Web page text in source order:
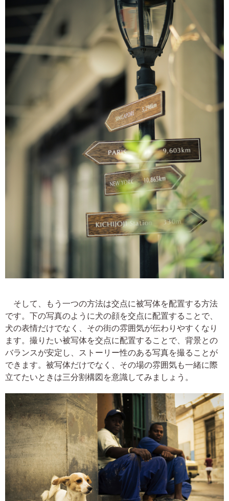
そして、もう一つの方法は交点に被写体を配置する方法
です。下の写真のように犬の顔を交点に配置することで、
犬の表情だけでなく、その街の雰囲気が伝わりやすくなり
ます。撮りたい被写体を交点に配置することで、背景との
バランスが安定し、ストーリー性のある写真を撮ることが
できます。被写体だけでなく、その場の雰囲気も一緒に際
立てたいときは三分割構図を意識してみましょう。